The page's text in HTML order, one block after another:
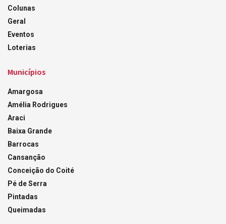
Colunas
Geral
Eventos
Loterias
Municípios
Amargosa
Amélia Rodrigues
Araci
Baixa Grande
Barrocas
Cansanção
Conceição do Coité
Pé de Serra
Pintadas
Queimadas